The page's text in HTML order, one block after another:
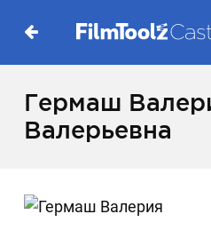
Гермаш
Валерьевна